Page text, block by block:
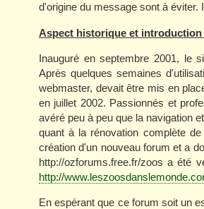
d'origine du message sont à
Aspect historique et introduction
Inauguré en septembre 2001, le
Après quelques semaines
webmaster, devait être mis en
en juillet 2002. Passionnés et
avéré peu à peu que la navigation
quant à la rénovation complète
création d'un nouveau forum et a
http://ozforums.free.fr/zoos a été
http://
En espérant que ce forum soit un